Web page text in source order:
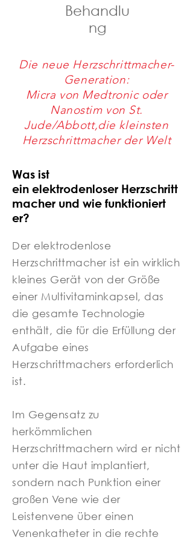
Behandlu
ng
Die neue Herzschrittmacher-
Generation:
Micra von Medtronic oder
Nanostim von St.
Jude/Abbott,die kleinsten
Herzschrittmacher der Welt
Was ist
ein elektrodenloser Herzschritt
macher und wie funktioniert
er?
Der elektrodenlose
Herzschrittmacher ist ein wirklich
kleines Gerät von der Größe
einer Multivitaminkapsel, das
die gesamte Technologie
enthält, die für die Erfüllung der
Aufgabe eines
Herzschrittmachers erforderlich
ist.
Im Gegensatz zu
herkömmlichen
Herzschrittmachern wird er nicht
unter die Haut implantiert,
sondern nach Punktion einer
großen Vene wie der
Leistenvene über einen
Venenkatheter in die rechte